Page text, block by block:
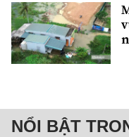
NỔI BẬT